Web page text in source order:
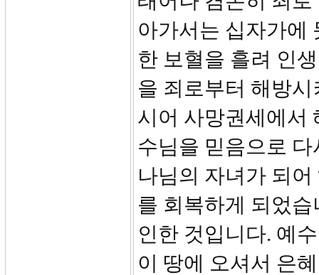
아가서는 십자가에
한 보혈을 흘려 인
을 죄로부터 해방
시어 사망권세에서
수님을 믿음으로
나님의 자녀가 되
를 회복하게 되었
인한 것입니다. 예
이 땅에 오셔서 은